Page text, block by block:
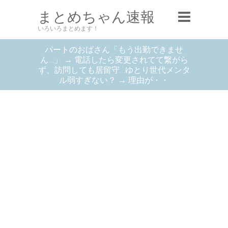
まとめちゃん速報
いろいろまとめます！
パートのおばさん「もう出勤できませ
ん…」 → 電話したら変更されてて繋がら
ず、訪問しても居留守…ゆとり世代メンタ
ル弱すぎない？ → 理由が・・